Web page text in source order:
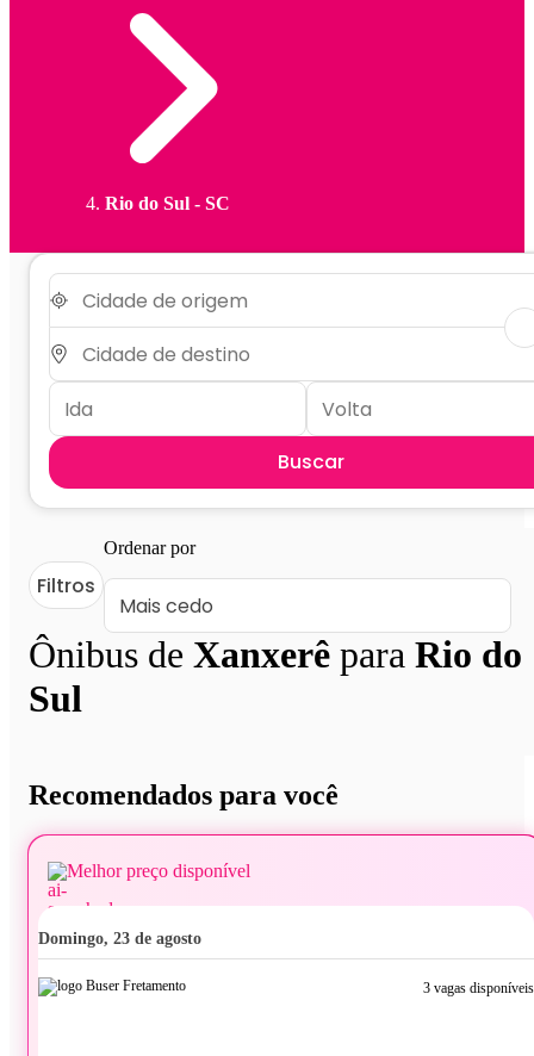
Rio do Sul - SC
Buscar
Ônibus de Xanxerê para Rio do
Sul
Filtros
Ordenar por
Recomendados para você
Melhor preço disponível
domingo, 23 de agosto
3 vagas disponíveis